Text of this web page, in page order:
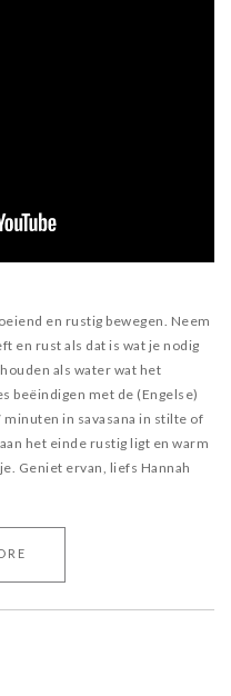
en rustig bewegen. Neem
en rust als dat is wat je nodig
als water wat het
beëindigen met de (Engelse)
in savasana in stilte of
het einde rustig ligt en warm
Geniet ervan, liefs Hannah